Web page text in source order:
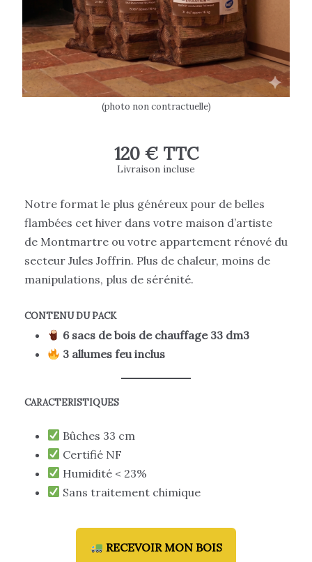
(photo non contractuelle)
120 € TTC
Livraison incluse
Notre format le plus généreux pour de belles
flambées cet hiver dans votre maison d’artiste
de Montmartre ou votre appartement rénové du
secteur Jules Joffrin. Plus de chaleur, moins de
manipulations, plus de sérénité.
CONTENU DU PACK
6 sacs de bois de chauffage 33 dm3
3 allumes feu inclus
CARACTERISTIQUES
Bûches 33 cm
Certifié NF
Humidité < 23%
Sans traitement chimique
RECEVOIR MON BOIS